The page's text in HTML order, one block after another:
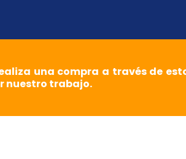
una compra a través de
nuestro trabajo.